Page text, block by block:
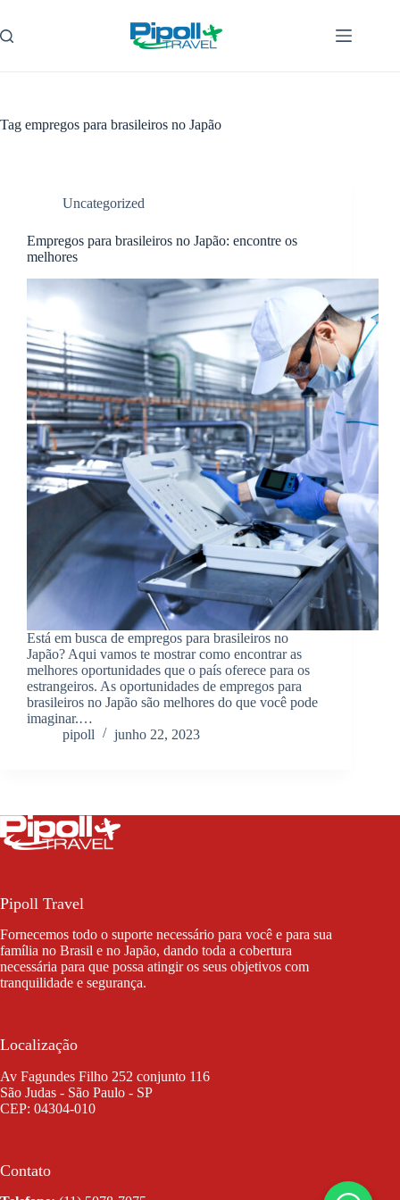
o
Tag empregos para brasileiros no Japão
Uncategorized
Empregos para brasileiros no Japão: encontre os
melhores
Está em busca de empregos para brasileiros no
Japão? Aqui vamos te mostrar como encontrar as
melhores oportunidades que o país oferece para os
estrangeiros. As oportunidades de empregos para
brasileiros no Japão são melhores do que você pode
imaginar.…
pipoll
junho 22, 2023
Pipoll Travel
Fornecemos todo o suporte necessário para você e para sua
família no Brasil e no Japão, dando toda a cobertura
necessária para que possa atingir os seus objetivos com
tranquilidade e segurança.
Localização
Av Fagundes Filho 252 conjunto 116
São Judas - São Paulo - SP
CEP: 04304-010
Contato